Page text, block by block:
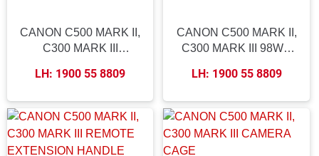
CANON C500 MARK II,
C300 MARK III
EXTENSION CABLE
LH: 1900 55 8809
CANON C500 MARK II,
C300 MARK III 98WH
LH: 1900 55 8809